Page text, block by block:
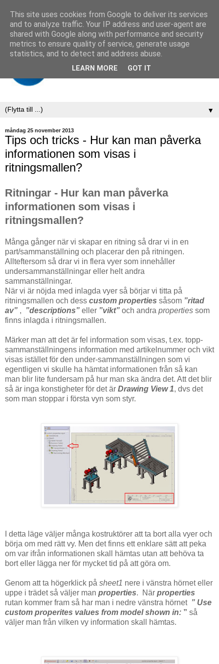
▼
måndag 25 november 2013
Tips och tricks - Hur kan man påverka
informationen som visas i
ritningsmallen?
Ritningar - Hur kan man påverka
informationen som visas i
ritningsmallen?
Många gånger när vi skapar en ritning så drar vi in en
part/sammanställning och placerar den på ritningen.
Allteftersom så drar vi in flera vyer som innehåller
undersammanställningar eller helt andra
sammanställningar.
När vi är nöjda med inlagda vyer så börjar vi titta på
ritningsmallen och dess custom properties såsom ”ritad
av” , ”descriptions” eller ”vikt” och andra properties som
finns inlagda i ritningsmallen.
Märker man att det är fel information som visas, t.ex. topp-
sammanställningens information med artikelnummer och vikt
visas istället för den under-sammanställningen som vi
egentligen vi skulle ha hämtat informationen från så kan
man blir lite fundersam på hur man ska ändra det. Att det blir
så är inga konstigheter för det är Drawing View 1, dvs det
som man stoppar i första vyn som styr.
I detta läge väljer många kostruktörer att ta bort alla vyer och
börja om med rätt vy. Men det finns ett enklare sätt att peka
om var ifrån informationen skall hämtas utan att behöva ta
bort eller lägga ner för mycket tid på att göra om.
Genom att ta högerklick på sheet1 nere i vänstra hörnet eller
uppe i trädet så väljer man properties. När properties
rutan kommer fram så har man i nedre vänstra hörnet ” Use
custom properites values from model shown in: ” så
väljer man från vilken vy information skall hämtas.
This site uses cookies from Google to deliver its services
and to analyze traffic. Your IP address and user-agent are
shared with Google along with performance and security
metrics to ensure quality of service, generate usage
statistics, and to detect and address abuse.
LEARN MORE GOT IT